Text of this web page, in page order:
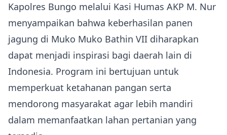
Kapolres Bungo melalui Kasi Humas AKP M. Nur
menyampaikan bahwa keberhasilan panen
jagung di Muko Muko Bathin VII diharapkan
dapat menjadi inspirasi bagi daerah lain di
Indonesia. Program ini bertujuan untuk
memperkuat ketahanan pangan serta
mendorong masyarakat agar lebih mandiri
dalam memanfaatkan lahan pertanian yang